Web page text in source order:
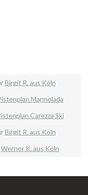
Birgit R. aus Köln
Marmolada
Carezza Ski
Birgit R. aus Köln
Werner K. aus Köln